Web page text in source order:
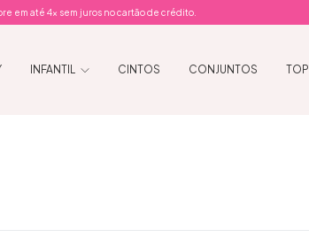
em até 4x sem juros no cartão de crédito.
INFANTIL CINTOS CONJUNTOS